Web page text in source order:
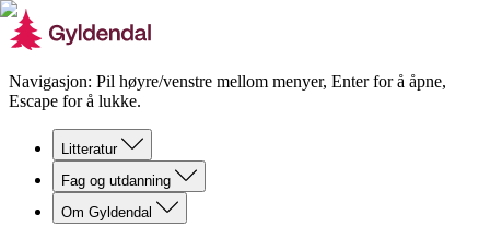
Navigasjon: Pil høyre/venstre mellom menyer, Enter for å åpne,
Escape for å lukke.
Litteratur
Fag og utdanning
Om Gyldendal